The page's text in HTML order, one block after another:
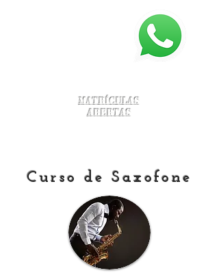
Matrículas
Abertas
Curso de Saxofone